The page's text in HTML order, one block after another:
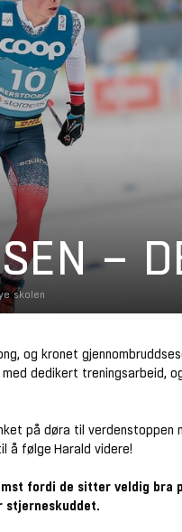
–
skolen
og kronet
dedikert treningsarbeid,
på døra til verdenstoppen
å følge Harald videre!
fordi de sitter veldig bra
stjerneskuddet.